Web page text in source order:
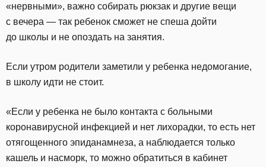
«нервными», важно собирать рюкзак и другие вещи
с вечера — так ребенок сможет не спеша дойти
до школы и не опоздать на занятия.
Если утром родители заметили у ребенка недомогание,
в школу идти не стоит.
«Если у ребенка не было контакта с больными
коронавирусной инфекцией и нет лихорадки, то есть нет
отягощенного эпиданамнеза, а наблюдается только
кашель и насморк, то можно обратиться в кабинет